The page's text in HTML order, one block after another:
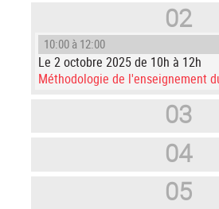
02
10:00 à 12:00
Le 2 octobre 2025 de 10h à 12h
Méthodologie de l'enseignement
03
04
05